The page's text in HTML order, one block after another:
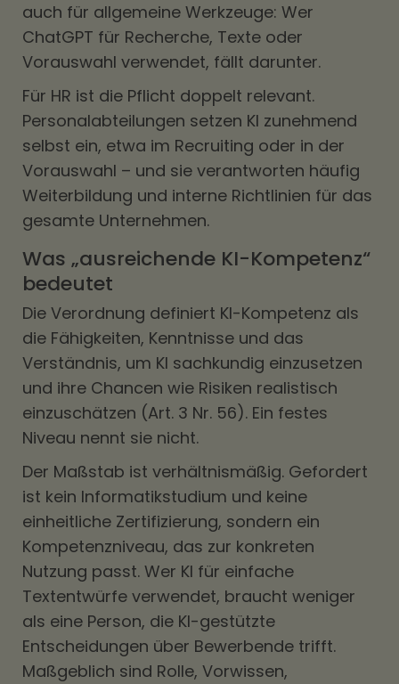
auch für allgemeine Werkzeuge: Wer
ChatGPT für Recherche, Texte oder
Vorauswahl verwendet, fällt darunter.
Für HR ist die Pflicht doppelt relevant.
Personalabteilungen setzen KI zunehmend
selbst ein, etwa im Recruiting oder in der
Vorauswahl – und sie verantworten häufig
Weiterbildung und interne Richtlinien für das
gesamte Unternehmen.
Was „ausreichende KI-Kompetenz“
bedeutet
Die Verordnung definiert KI-Kompetenz als
die Fähigkeiten, Kenntnisse und das
Verständnis, um KI sachkundig einzusetzen
und ihre Chancen wie Risiken realistisch
einzuschätzen (Art. 3 Nr. 56). Ein festes
Niveau nennt sie nicht.
Der Maßstab ist verhältnismäßig. Gefordert
ist kein Informatikstudium und keine
einheitliche Zertifizierung, sondern ein
Kompetenzniveau, das zur konkreten
Nutzung passt. Wer KI für einfache
Textentwürfe verwendet, braucht weniger
als eine Person, die KI-gestützte
Entscheidungen über Bewerbende trifft.
Maßgeblich sind Rolle, Vorwissen,